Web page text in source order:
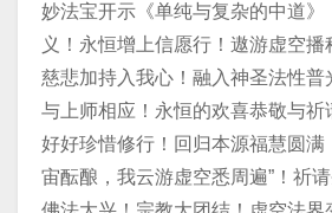
妙法宝开示《单纯与复杂的中道》
义！永恒增上信愿行！遨游虚空
慈悲加持入我心！融入神圣法性普
与上师相应！永恒的欢喜恭敬与祈
好好珍惜修行！回归本源福慧圆满
宙酝酿，我云游虚空悉周遍”！祈